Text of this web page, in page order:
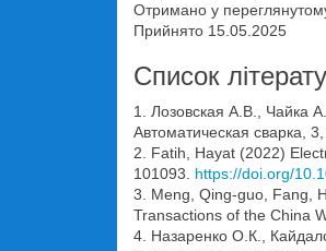
Отримано у
Прийнято 15.05.2025
Список
1. Лозовская А.В., Чайка
Автоматическая сварка,
2. Fatih, Hayat (2022)
101093. https://doi.org/
3. Meng, Qing-guo, Fang,
Transactions of the China
4. Назаренко О.К.,